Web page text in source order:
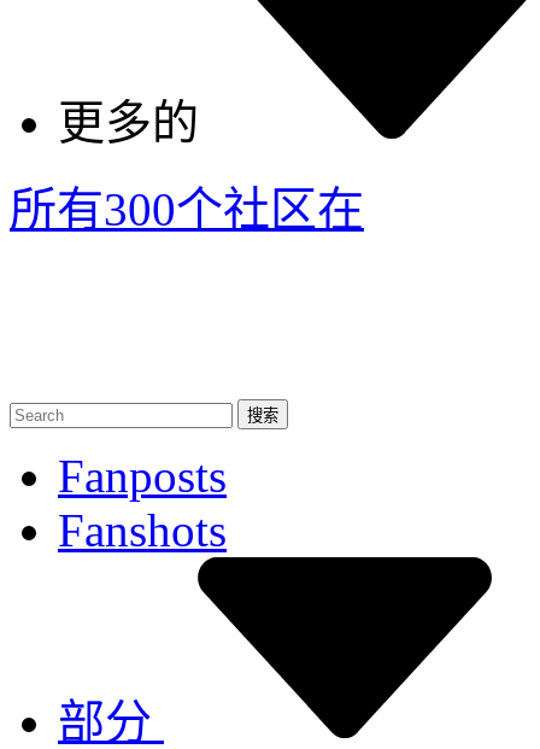
更多的
所有300个社区在
Fanposts
Fanshots
部分